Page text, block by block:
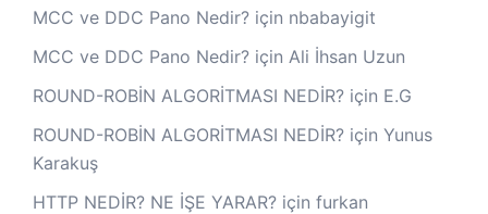
MCC ve DDC Pano Nedir? için nbabayigit
MCC ve DDC Pano Nedir? için Ali İhsan Uzun
ROUND-ROBİN ALGORİTMASI NEDİR? için E.G
ROUND-ROBİN ALGORİTMASI NEDİR? için Yunus
Karakuş
HTTP NEDİR? NE İŞE YARAR? için furkan